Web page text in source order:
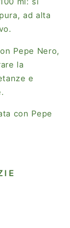
ad alta
Pepe Nero,
la
e
con Pepe